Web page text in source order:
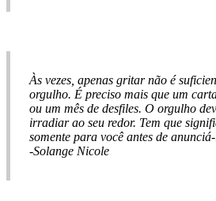
Às vezes, apenas gritar não é
orgulho. É preciso mais que um
ou um mês de desfiles. O orgulho
irradiar ao seu redor. Tem que
somente para você antes de
-Solange Nicole